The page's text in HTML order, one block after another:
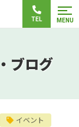
TEL MENU
ブログ
イベント